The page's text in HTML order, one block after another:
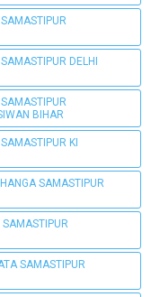
DELHI
BIHAR
KI
SAMASTIPUR
SAMASTIPUR
SAMASTIPUR